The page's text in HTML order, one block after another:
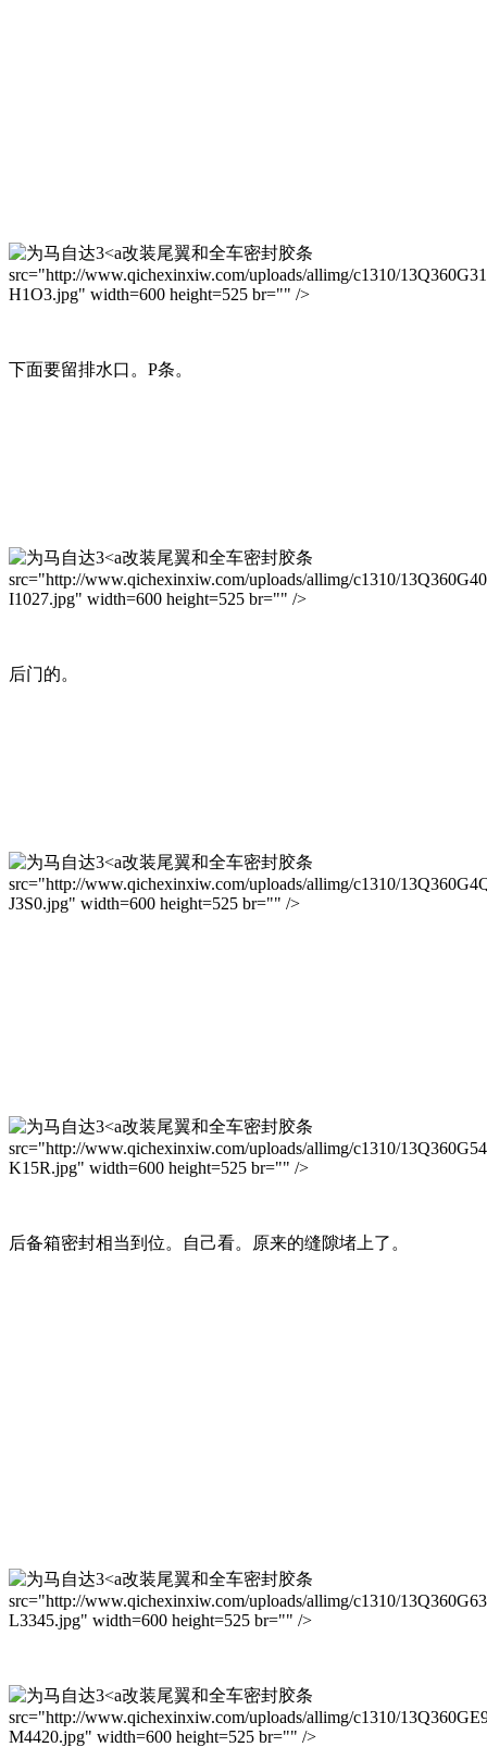
改装尾翼和全车密封胶条
src="http://www.qichexinxiw.com/uploads/allimg/c1310/
H1O3.jpg" width=600 height=525 br="" />
下面要留排水口。P条。
改装尾翼和全车密封胶条
src="http://www.qichexinxiw.com/uploads/allimg/c1310/
I1027.jpg" width=600 height=525 br="" />
后门的。
改装尾翼和全车密封胶条
src="http://www.qichexinxiw.com/uploads/allimg/c1310/
J3S0.jpg" width=600 height=525 br="" />
改装尾翼和全车密封胶条
src="http://www.qichexinxiw.com/uploads/allimg/c1310/
K15R.jpg" width=600 height=525 br="" />
后备箱密封相当到位。自己看。原来的缝隙堵上了。
改装尾翼和全车密封胶条
src="http://www.qichexinxiw.com/uploads/allimg/c1310/
L3345.jpg" width=600 height=525 br="" />
改装尾翼和全车密封胶条
src="http://www.qichexinxiw.com/uploads/allimg/c1310/
M4420.jpg" width=600 height=525 br="" />